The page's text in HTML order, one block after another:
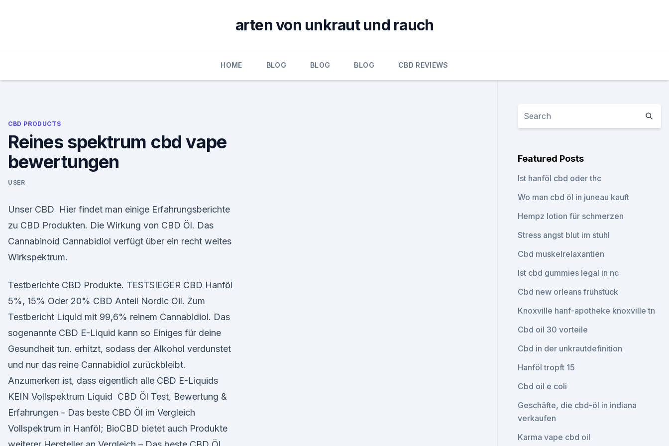
arten von unkraut und rauch
HOME BLOG BLOG BLOG CBD REVIEWS
CBD PRODUCTS
Reines spektrum cbd vape
bewertungen
USER
Unser CBD Hier findet man einige Erfahrungsberichte
zu CBD Produkten. Die Wirkung von CBD Öl. Das
Cannabinoid Cannabidiol verfügt über ein recht weites
Wirkspektrum.
Testberichte CBD Produkte. TESTSIEGER CBD Hanföl
5%, 15% Oder 20% CBD Anteil Nordic Oil. Zum
Testbericht Liquid mit 99,6% reinem Cannabidiol. Das
sogenannte CBD E-Liquid kann so Einiges für deine
Gesundheit tun. erhitzt, sodass der Alkohol verdunstet
und nur das reine Cannabidiol zurückbleibt.
Anzumerken ist, dass eigentlich alle CBD E-Liquids
KEIN Vollspektrum Liquid CBD Öl Test, Bewertung &
Erfahrungen – Das beste CBD Öl im Vergleich
Vollspektrum in Hanföl; BioCBD bietet auch Produkte
Featured Posts
Ist hanföl cbd oder thc
Wo man cbd öl in juneau kauft
Hempz lotion für schmerzen
Stress angst blut im stuhl
Cbd muskelrelaxantien
Ist cbd gummies legal in nc
Cbd new orleans frühstück
Knoxville hanf-apotheke knoxville tn
Cbd oil 30 vorteile
Cbd in der unkrautdefinition
Hanföl tropft 15
Cbd oil e coli
Geschäfte, die cbd-öl in indiana
verkaufen
Karma vape cbd oil